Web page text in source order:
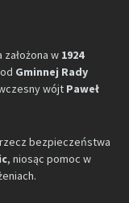
założona w 1924
Gminnej Rady
wójt Paweł
bezpieczeństwa
, niosąc pomoc w